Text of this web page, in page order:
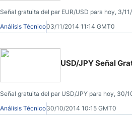
Señal gratuita del par EUR/USD para hoy, 3/
Análisis Técnico03/11/2014 11:14 GMT0
USD/JPY Señal
Señal gratuita del par USD/JPY para hoy, 30/
Análisis Técnico30/10/2014 10:15 GMT0